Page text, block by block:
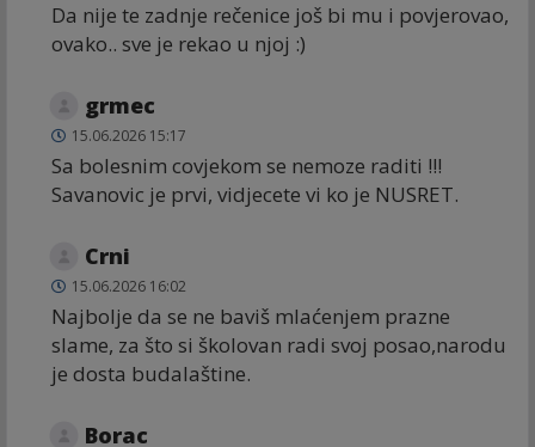
Da nije te zadnje rečenice još bi mu i povjerovao,
ovako.. sve je rekao u njoj :)
grmec
15.06.2026 15:17
Sa bolesnim covjekom se nemoze raditi !!!
Savanovic je prvi, vidjecete vi ko je NUSRET.
Crni
15.06.2026 16:02
Najbolje da se ne baviš mlaćenjem prazne
slame, za što si školovan radi svoj posao,narodu
je dosta budalaštine.
Borac